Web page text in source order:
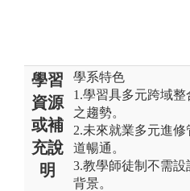
學習
資源
或補
充說
明
學系特色
1.學習具多元跨域整
之趨勢。
2.未來就業多元進修
道暢通。
3.教學師徒制不需設
背景。